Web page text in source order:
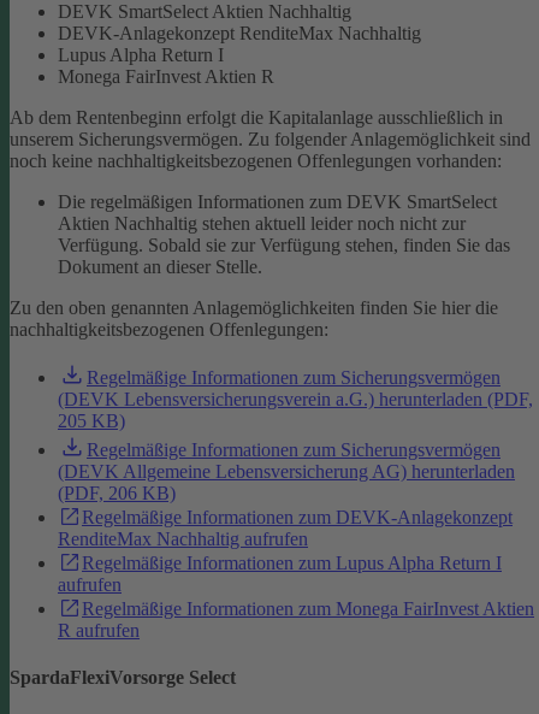
DEVK SmartSelect Aktien Nachhaltig
DEVK-Anlagekonzept RenditeMax Nachhaltig
Lupus Alpha Return I
Monega FairInvest Aktien R
Ab dem Rentenbeginn erfolgt die Kapitalanlage ausschließlich in
unserem Sicherungsvermögen. Zu folgender Anlagemöglichkeit sind
noch keine nachhaltigkeitsbezogenen Offenlegungen vorhanden:
Die regelmäßigen Informationen zum DEVK SmartSelect
Aktien Nachhaltig stehen aktuell leider noch nicht zur
Verfügung. Sobald sie zur Verfügung stehen, finden Sie das
Dokument an dieser Stelle.
Zu den oben genannten Anlagemöglichkeiten finden Sie hier die
nachhaltigkeitsbezogenen Offenlegungen:
Regelmäßige Informationen zum Sicherungsvermögen
(DEVK Lebensversicherungsverein a.G.) herunterladen (PDF,
205 KB)
Regelmäßige Informationen zum Sicherungsvermögen
(DEVK Allgemeine Lebensversicherung AG) herunterladen
(PDF, 206 KB)
Regelmäßige Informationen zum DEVK-Anlagekonzept
RenditeMax Nachhaltig aufrufen
Regelmäßige Informationen zum Lupus Alpha Return I
aufrufen
Regelmäßige Informationen zum Monega FairInvest Aktien
R aufrufen
SpardaFlexiVorsorge Select